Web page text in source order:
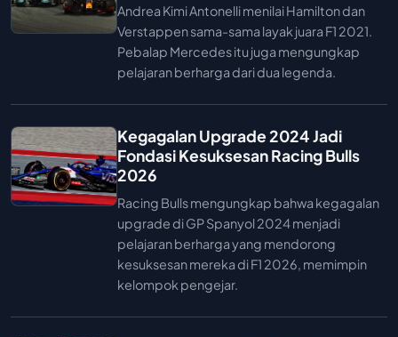
Andrea Kimi Antonelli menilai Hamilton dan
Verstappen sama-sama layak juara F1 2021.
Pebalap Mercedes itu juga mengungkap
pelajaran berharga dari dua legenda.
Kegagalan Upgrade 2024 Jadi
Fondasi Kesuksesan Racing Bulls
2026
Racing Bulls mengungkap bahwa kegagalan
upgrade di GP Spanyol 2024 menjadi
pelajaran berharga yang mendorong
kesuksesan mereka di F1 2026, memimpin
kelompok pengejar.